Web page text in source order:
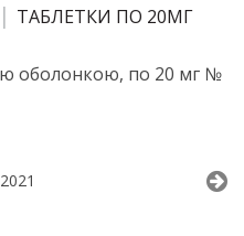
ТАБЛЕТКИ ПО 20МГ
оболонкою, по 20 мг №